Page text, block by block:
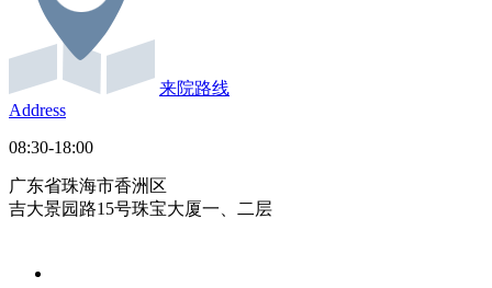
来院路线
Address
08:30-18:00
广东省珠海市香洲区
吉大景园路15号珠宝大厦一、二层